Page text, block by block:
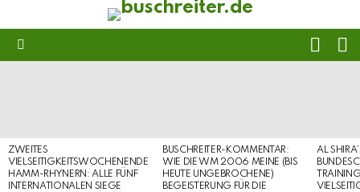
ZWEITES
VIELSEITIGKEITSWOCHENENDE
HAMM-RHYNERN: ALLE FÜNF
INTERNATIONALEN SIEGE
BUSCHREITER-KOMMENTAR:
WIE DIE WM 2006 MEINE (BIS
HEUTE UNGEBROCHENE)
BEGEISTERUNG FÜR DIE
AL